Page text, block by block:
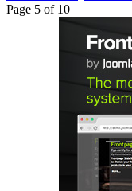
Page 5 of 10